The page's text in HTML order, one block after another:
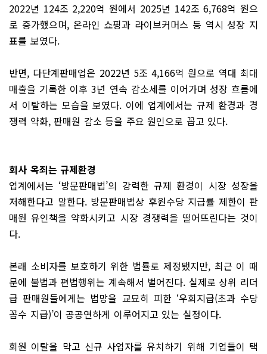
2022년 124조 2,220억 원에서 2025년 142조 6,768억 원으
로 증가했으며, 온라인 쇼핑과 라이브커머스 등 역시 성장 지
표를 보였다.
반면, 다단계판매업은 2022년 5조 4,166억 원으로 역대 최대
매출을 기록한 이후 3년 연속 감소세를 이어가며 성장 흐름에
서 이탈하는 모습을 보였다. 이에 업계에서는 규제 환경과 경
쟁력 약화, 판매원 감소 등을 주요 원인으로 꼽고 있다.
회사 옥죄는 규제환경
업계에서는 ‘방문판매법’의 강력한 규제 환경이 시장 성장을
저해한다고 말한다. 방문판매법상 후원수당 지급률 제한이 판
매원 유인책을 약화시키고 시장 경쟁력을 떨어뜨린다는 것이
다.
본래 소비자를 보호하기 위한 법률로 제정됐지만, 최근 이 때
문에 불법과 편법행위는 계속해서 벌어진다. 실제로 상위 리더
급 판매원들에게는 법망을 교묘히 피한 ‘우회지급(초과 수당
꼼수 지급)’이 공공연하게 이루어지고 있는 실정이다.
회원 이탈을 막고 신규 사업자를 유치하기 위해 기업들이 택